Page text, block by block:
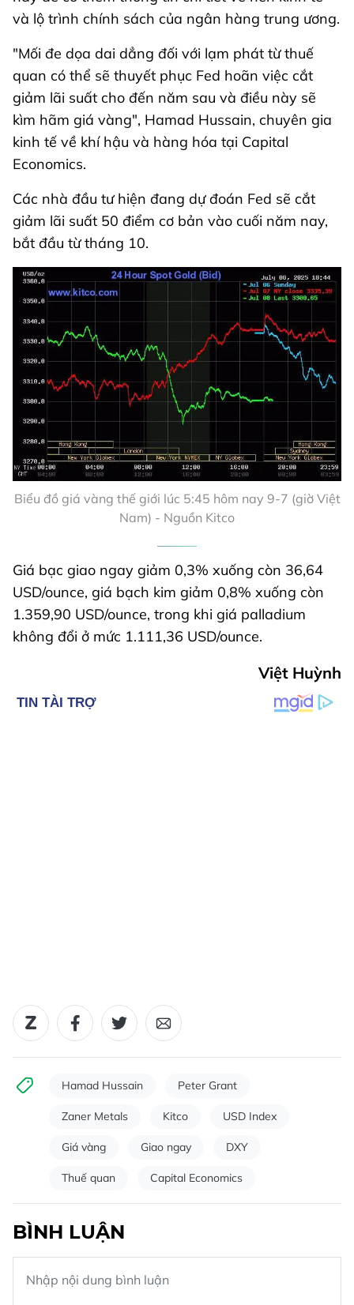
và lộ trình chính sách của ngân hàng trung ương.
"Mối đe dọa dai dẳng đối với lạm phát từ thuế
quan có thể sẽ thuyết phục Fed hoãn việc cắt
giảm lãi suất cho đến năm sau và điều này sẽ
kìm hãm giá vàng", Hamad Hussain, chuyên gia
kinh tế về khí hậu và hàng hóa tại Capital
Economics.
Các nhà đầu tư hiện đang dự đoán Fed sẽ cắt
giảm lãi suất 50 điểm cơ bản vào cuối năm nay,
bắt đầu từ tháng 10.
Biểu đồ giá vàng thế giới lúc 5:45 hôm nay 9-7 (giờ Việt
Nam) - Nguồn Kitco
Giá bạc giao ngay giảm 0,3% xuống còn 36,64
USD/ounce, giá bạch kim giảm 0,8% xuống còn
1.359,90 USD/ounce, trong khi giá palladium
không đổi ở mức 1.111,36 USD/ounce.
Việt Huỳnh
Hamad Hussain Peter Grant
Zaner Metals Kitco USD Index
Giá vàng Giao ngay DXY
Thuế quan Capital Economics
BÌNH LUẬN